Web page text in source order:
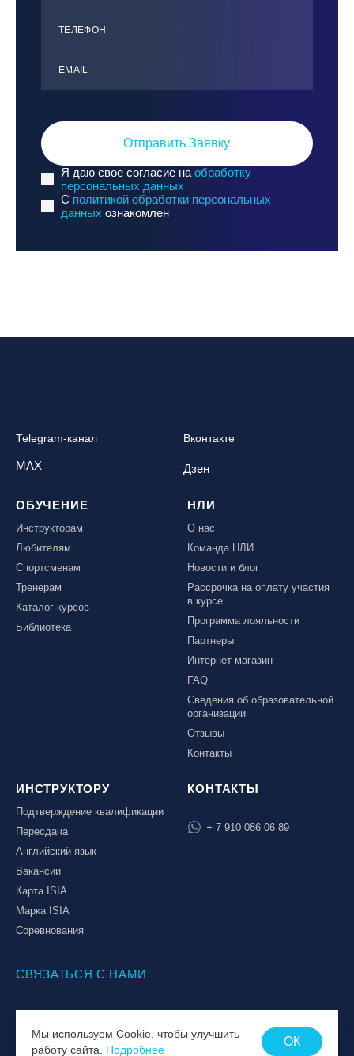
Мы используем Cookie, чтобы улучшить
работу сайта. Подробнее
ОК
ТЕЛЕФОН
ЕMАIL
Отправить Заявку
Я даю свое согласие на обработку
персональных данных
C политикой обработки персональных
данных ознакомлен
Telegram-канал Вконтакте
MAX Дзен
ОБУЧЕНИЕ
Инструкторам
Любителям
Спортсменам
Тренерам
Каталог курсов
Библиотека
НЛИ
О нас
Команда НЛИ
Новости и блог
Рассрочка на оплату участия
в курсе
Программа лояльности
Партнеры
Интернет-магазин
FAQ
Сведения об образовательной
организации
Отзывы
Контакты
ИНСТРУКТОРУ
Подтверждение квалификации
Пересдача
Английский язык
Вакансии
Карта ISIA
Марка ISIA
Соревнования
КОНТАКТЫ
+ 7 910 086 06 89
СВЯЗАТЬСЯ С НАМИ
Политика обработки персональных данных
Пользовательское соглашение